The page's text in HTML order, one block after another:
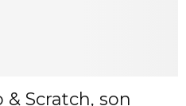
Scratch, son